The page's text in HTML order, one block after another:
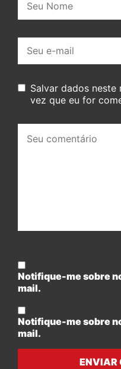
mail:
Salvar dados
vez que eu for
comentário:
Notifique-me sobre
mail.
Notifique-me sobre
mail.
ENVIAR